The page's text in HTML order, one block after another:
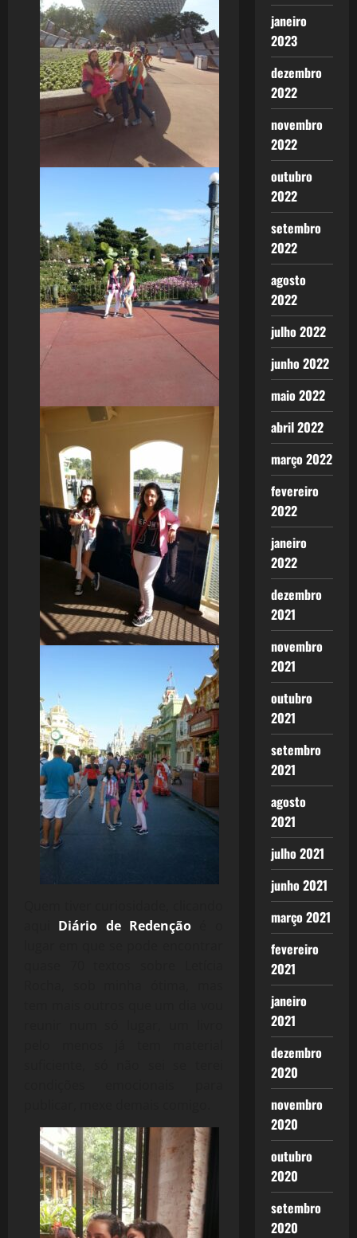
Diário de Redenção
janeiro
2023
dezembro
2022
novembro
2022
outubro
2022
setembro
2022
agosto
2022
julho 2022
junho 2022
maio 2022
abril 2022
março 2022
fevereiro
2022
janeiro
2022
dezembro
2021
novembro
2021
outubro
2021
setembro
2021
agosto
2021
julho 2021
junho 2021
março 2021
fevereiro
2021
janeiro
2021
dezembro
2020
novembro
2020
outubro
2020
setembro
2020